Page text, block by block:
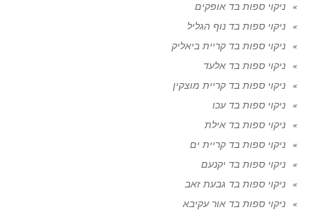
ניקוי ספות בד אופקים
ניקוי ספות בד נוף הגליל
ניקוי ספות בד קריית ביאליק
ניקוי ספות בד אלעד
ניקוי ספות בד קריית מוצקין
ניקוי ספות בד עכו
ניקוי ספות בד אילת
ניקוי ספות בד קריית ים
ניקוי ספות בד יקנעם
ניקוי ספות בד גבעת זאב
ניקוי ספות בד אור עקיבא